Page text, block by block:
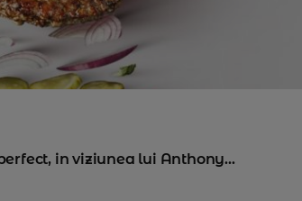
in viziunea lui Anthony...